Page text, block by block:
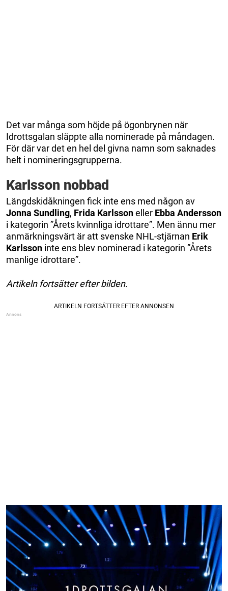
Det var många som höjde på ögonbrynen när
Idrottsgalan släppte alla nominerade på måndagen.
För där var det en hel del givna namn som saknades
helt i nomineringsgrupperna.
Karlsson nobbad
Längdskidåkningen fick inte ens med någon av
Jonna Sundling, Frida Karlssoneller Ebba Andersson
i kategorin ”Årets kvinnliga idrottare”. Men ännu mer
anmärkningsvärt är att svenske NHL-stjärnan Erik
Karlsson inte ens blev nominerad i kategorin ”Årets
manlige idrottare”.
Artikeln fortsätter efter bilden.